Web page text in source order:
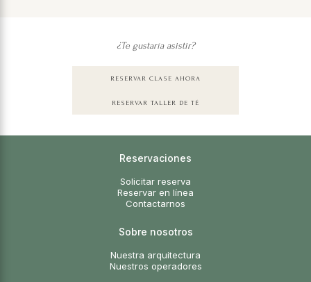
¿Te gustaría asistir?
RESERVAR CLASE AHORA
RESERVAR TALLER DE TÉ
Reservaciones
Solicitar reserva
Reservar en línea
Contactarnos
Sobre nosotros
Nuestra arquitectura
Nuestros operadores